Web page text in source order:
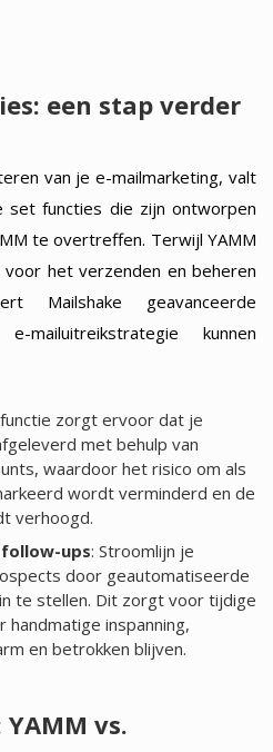
een stap verder
van je e-mailmarketing, valt
set functies die zijn ontworpen
te overtreffen. Terwijl YAMM
het verzenden en beheren
Mailshake geavanceerde
kunnen
zorgt ervoor dat je
met behulp van
waardoor het risico om als
wordt verminderd en de
verhoogd.
ups: Stroomlijn je
door geautomatiseerde
te stellen. Dit zorgt voor tijdige
inspanning,
en betrokken blijven.
vs.